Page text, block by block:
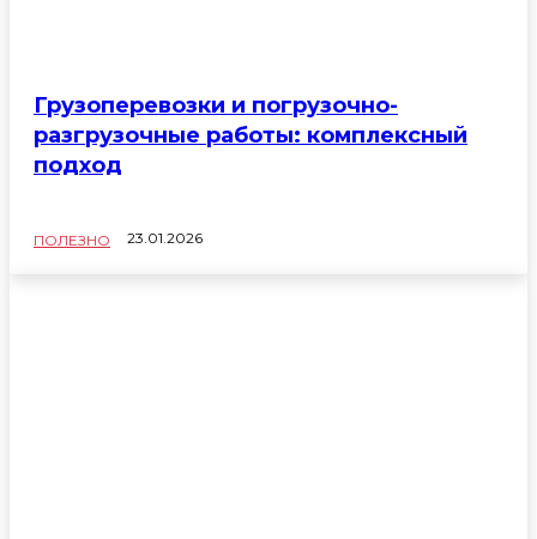
Грузоперевозки и погрузочно-
разгрузочные работы: комплексный
подход
ПОЛЕЗНО 23.01.2026